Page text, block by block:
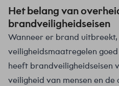
Het belang van
brandveiligheidseisen
Wanneer er brand
veiligheidsmaatregelen
heeft brandveiligheidseisen
veiligheid van mensen en